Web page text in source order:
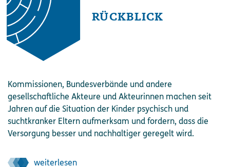
RÜCKBLICK
Kommissionen, Bundesverbände und andere
gesellschaftliche Akteure und Akteurinnen machen seit
Jahren auf die Situation der Kinder psychisch und
suchtkranker Eltern aufmerksam und fordern, dass die
Versorgung besser und nachhaltiger geregelt wird.
weiterlesen